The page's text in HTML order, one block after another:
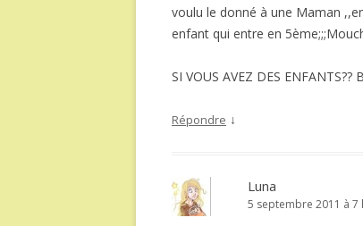
voulu le donné à une Maman
enfant qui entre en
SI VOUS AVEZ DES ENFANTS??
Répondre ↓
Luna
5 septembre 2011 à 7